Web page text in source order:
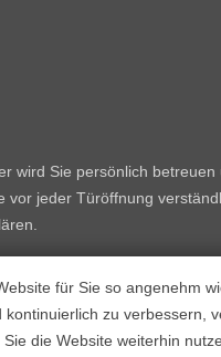
für Sie so angenehm
kontinuierlich zu verbessern,
die Website weiterhin
wird Sie persönlich betreuen
vor jeder Türöffnung